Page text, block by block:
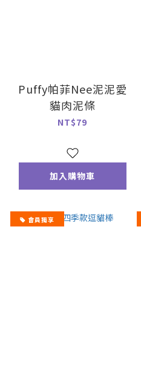
Puffy帕菲Nee泥泥愛
貓肉泥條
NT$79
加入購物車
會員獨享